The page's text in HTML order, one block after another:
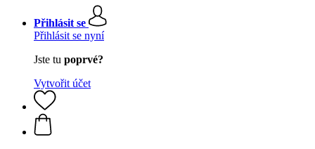
Přihlásit se
Přihlásit se nyní
Jste tu poprvé?
Vytvořit účet